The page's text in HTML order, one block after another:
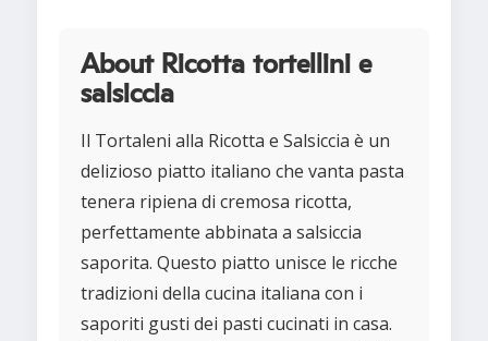
About Ricotta tortellini e
salsiccia
Il Tortaleni alla Ricotta e Salsiccia è un
delizioso piatto italiano che vanta pasta
tenera ripiena di cremosa ricotta,
perfettamente abbinata a salsiccia
saporita. Questo piatto unisce le ricche
tradizioni della cucina italiana con i
saporiti gusti dei pasti cucinati in casa.